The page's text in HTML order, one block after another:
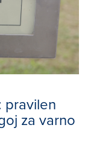
pravilen
za varno